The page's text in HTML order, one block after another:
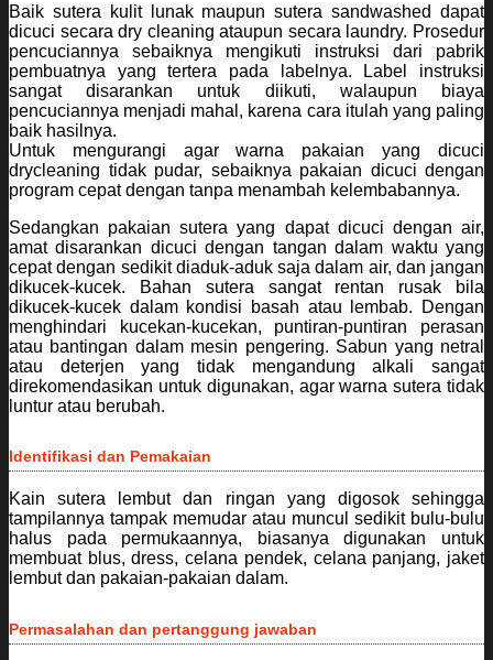
Baik sutera kulit lunak maupun sutera sandwashed dapat
dicuci secara dry cleaning ataupun secara laundry. Prosedur
pencuciannya sebaiknya mengikuti instruksi dari pabrik
pembuatnya yang tertera pada labelnya. Label instruksi
sangat disarankan untuk diikuti, walaupun biaya
pencuciannya menjadi mahal, karena cara itulah yang paling
baik hasilnya.
Untuk mengurangi agar warna pakaian yang dicuci
drycleaning tidak pudar, sebaiknya pakaian dicuci dengan
program cepat dengan tanpa menambah kelembabannya.
Sedangkan pakaian sutera yang dapat dicuci dengan air,
amat disarankan dicuci dengan tangan dalam waktu yang
cepat dengan sedikit diaduk-aduk saja dalam air, dan jangan
dikucek-kucek. Bahan sutera sangat rentan rusak bila
dikucek-kucek dalam kondisi basah atau lembab. Dengan
menghindari kucekan-kucekan, puntiran-puntiran perasan
atau bantingan dalam mesin pengering. Sabun yang netral
atau deterjen yang tidak mengandung alkali sangat
direkomendasikan untuk digunakan, agar warna sutera tidak
luntur atau berubah.
Identifikasi dan Pemakaian
Kain sutera lembut dan ringan yang digosok sehingga
tampilannya tampak memudar atau muncul sedikit bulu-bulu
halus pada permukaannya, biasanya digunakan untuk
membuat blus, dress, celana pendek, celana panjang, jaket
lembut dan pakaian-pakaian dalam.
Permasalahan dan pertanggung jawaban